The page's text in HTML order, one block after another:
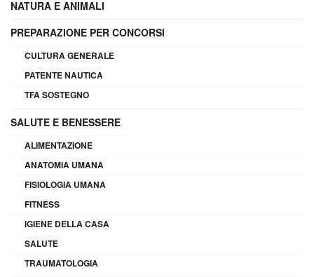
NATURA E ANIMALI
PREPARAZIONE PER CONCORSI
CULTURA GENERALE
PATENTE NAUTICA
TFA SOSTEGNO
SALUTE E BENESSERE
ALIMENTAZIONE
ANATOMIA UMANA
FISIOLOGIA UMANA
FITNESS
IGIENE DELLA CASA
SALUTE
TRAUMATOLOGIA